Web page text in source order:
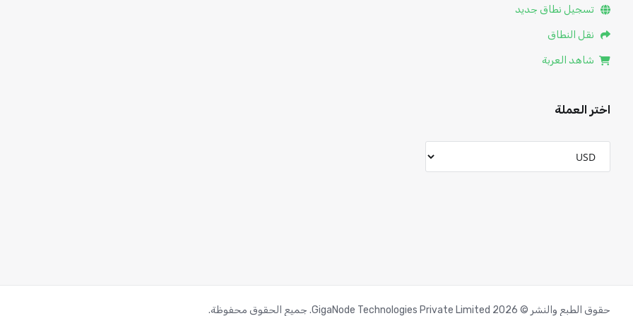
تسجيل نطاق جديد
نقل النطاق
شاهد العربة
اختر العملة
حقوق الطبع والنشر © 2026 GigaNode Technologies Private Limited. جميع الحقوق محفوظة.